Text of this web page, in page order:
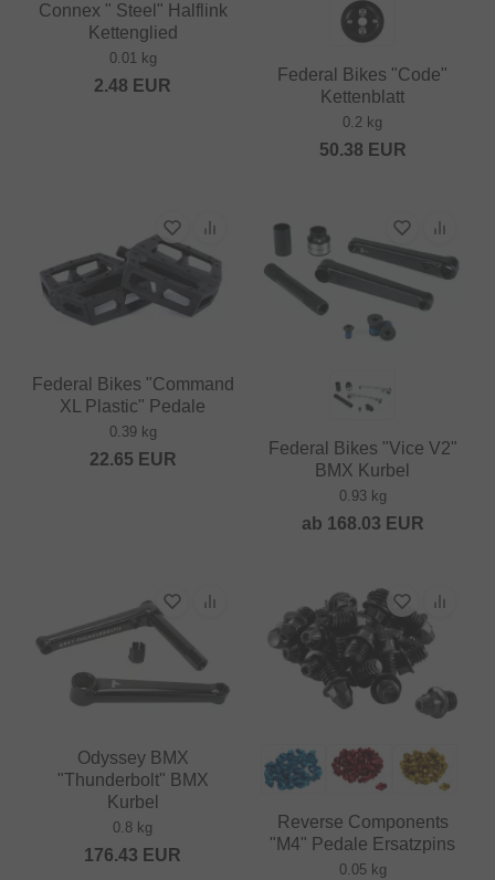
Connex " Steel" Halflink
Kettenglied
0.01 kg
2.48 EUR
Federal Bikes "Code"
Kettenblatt
0.2 kg
50.38 EUR
Federal Bikes "Command
XL Plastic" Pedale
0.39 kg
22.65 EUR
Federal Bikes "Vice V2"
BMX Kurbel
0.93 kg
ab 168.03 EUR
Odyssey BMX
"Thunderbolt" BMX
Kurbel
0.8 kg
176.43 EUR
Reverse Components
"M4" Pedale Ersatzpins
0.05 kg